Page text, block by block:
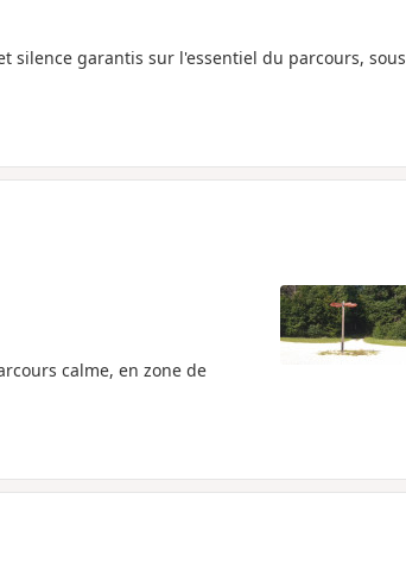
silence garantis sur l'essentiel du parcours, sous
calme, en zone de